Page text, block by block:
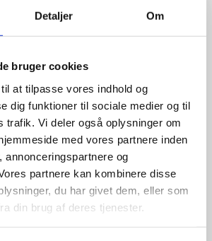
Detaljer Om
bruger cookies
at tilpasse vores indhold og
dig funktioner til sociale medier og til
trafik. Vi deler også oplysninger om
med vores partnere inden
annonceringspartnere og
partnere kan kombinere disse
du har givet dem, eller som
din brug af deres tjenester.
Stærke
større
udvalg
sikre høj kvalitet og stor
samarbejder vi
de største og mest
leverandører inden for
promotion.